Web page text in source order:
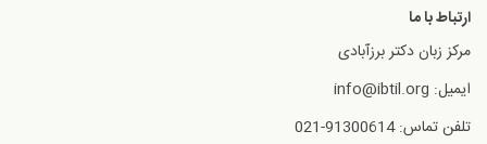
ارتباط با ما
مرکز زبان دکتر برزآبادی
ایمیل: info@ibtil.org
تلفن تماس: 91300614-021